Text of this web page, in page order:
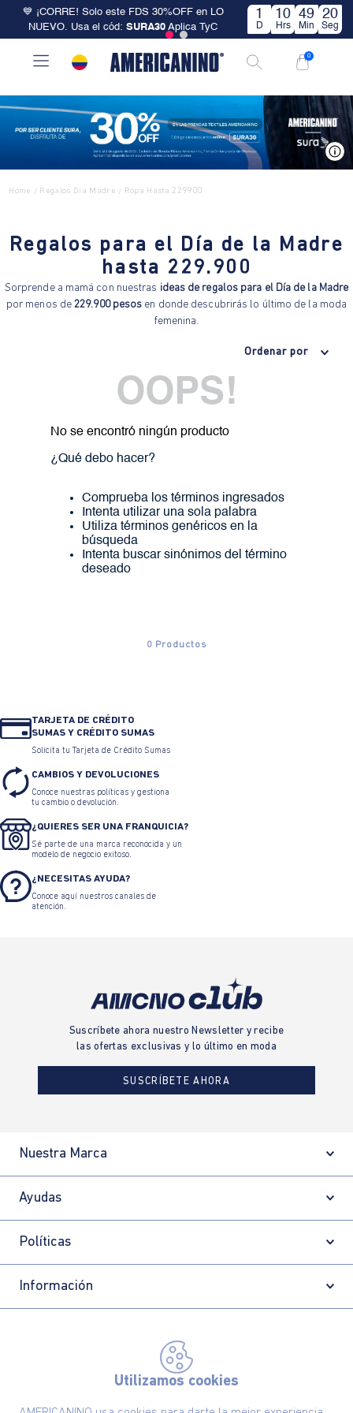
💙 ¡CORRE! Solo este FDS 30%OFF en LO
NUEVO. Usa el cód: SURA30 Aplica TyC
1
D
10
Hrs
49
Min
20
Seg
0
Utilizamos cookies
Home / Regalos Dia Madre / Ropa Hasta 229900
Regalos para el Día de la Madre
hasta 229.900
Sorprende a mamá con nuestras ideas de regalos para el Día de la Madre
por menos de229.900 pesos en donde descubrirás lo último de la moda
femenina.
Ordenar por
OOPS!
No se encontró ningún producto
¿Qué debo hacer?
Comprueba los términos ingresados
Intenta utilizar una sola palabra
Utiliza términos genéricos en la
búsqueda
Intenta buscar sinónimos del término
deseado
0 Productos
TARJETA DE CRÉDITO
SUMAS Y CRÉDITO SUMAS
Solicita tu Tarjeta de Crédito Sumas
CAMBIOS Y DEVOLUCIONES
Conoce nuestras políticas y gestiona
tu cambio o devolución.
¿QUIERES SER UNA FRANQUICIA?
Sé parte de una marca reconocida y un
modelo de negocio exitoso.
¿NECESITAS AYUDA?
Conoce aquí nuestros canales de
atención.
Suscríbete ahora nuestro Newsletter y recibe
las ofertas exclusivas y lo último en moda
SUSCRÍBETE AHORA
Nuestra Marca
Ayudas
Políticas
Información